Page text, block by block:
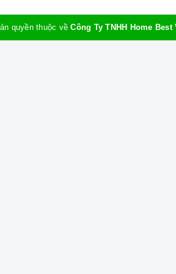
quyền thuộc vềCông Ty TNHH Home Best